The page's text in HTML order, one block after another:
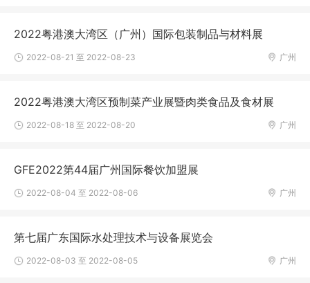
2022粤港澳大湾区（广州）国际包装制品与材料展
广州
2022-08-21 至 2022-08-23
2022粤港澳大湾区预制菜产业展暨肉类食品及食材展
广州
2022-08-18 至 2022-08-20
GFE2022第44届广州国际餐饮加盟展
广州
2022-08-04 至 2022-08-06
第七届广东国际水处理技术与设备展览会
广州
2022-08-03 至 2022-08-05